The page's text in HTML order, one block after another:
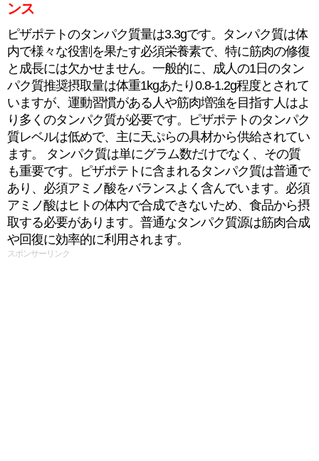
ンス
ピザポテトのタンパク質量は3.3gです。タンパク質は体
内で様々な役割を果たす必須栄養素で、特に筋肉の修復
と成長には欠かせません。一般的に、成人の1日のタン
パク質推奨摂取量は体重1kgあたり0.8-1.2g程度とされて
いますが、運動習慣がある人や筋肉増強を目指す人はよ
り多くのタンパク質が必要です。ピザポテトのタンパク
質レベルは低めで、主に天ぷらの具材から供給されてい
ます。 タンパク質は単にグラム数だけでなく、その質
も重要です。ピザポテトに含まれるタンパク質は普通で
あり、必須アミノ酸をバランスよく含んでいます。必須
アミノ酸はヒトの体内で合成できないため、食品から摂
取する必要があります。普通なタンパク質源は筋肉合成
や回復に効率的に利用されます。
スポンサーリンク